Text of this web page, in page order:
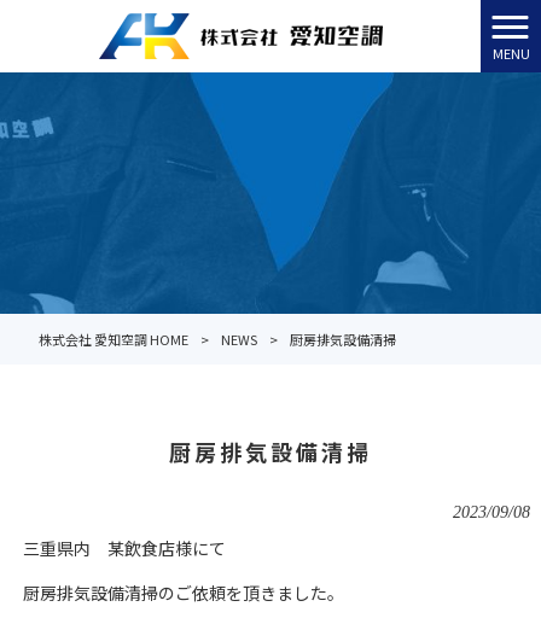
MENU
株式会社 愛知空調 HOME > NEWS > 厨房排気設備清掃
厨房排気設備清掃
2023/09/08
三重県内 某飲食店様にて
厨房排気設備清掃のご依頼を頂きました。